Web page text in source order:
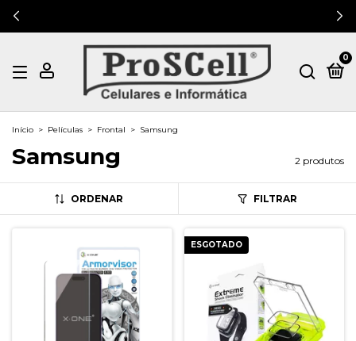
0
Início > Películas > Frontal > Samsung
Samsung 2 produtos
ORDENAR FILTRAR
ESGOTADO